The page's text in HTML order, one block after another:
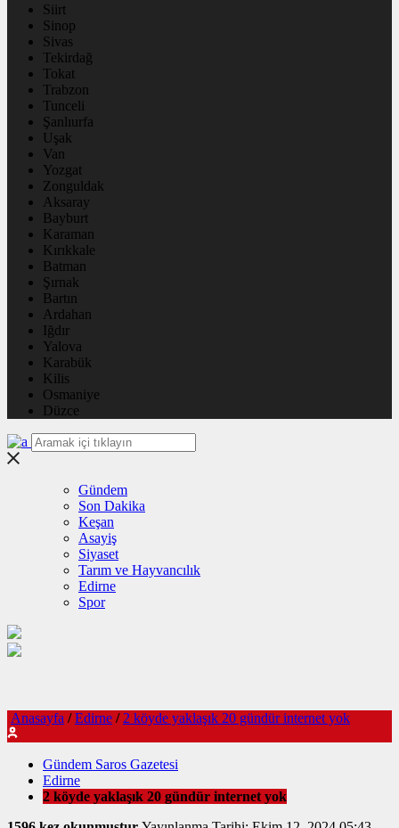
Siirt
Sinop
Sivas
Tekirdağ
Tokat
Trabzon
Tunceli
Şanlıurfa
Uşak
Van
Yozgat
Zonguldak
Aksaray
Bayburt
Karaman
Kırıkkale
Batman
Şırnak
Bartın
Ardahan
Iğdır
Yalova
Karabük
Kilis
Osmaniye
Düzce
Gündem
Son Dakika
Keşan
Asayiş
Siyaset
Tarım ve Hayvancılık
Edirne
Spor
Anasayfa / Edirne / 2 köyde yaklaşık 20 gündür internet yok
Gündem Saros Gazetesi
Edirne
2 köyde yaklaşık 20 gündür internet yok